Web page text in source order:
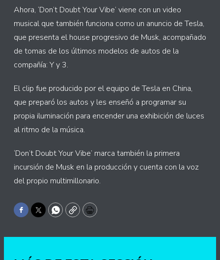
Ahora, ‘Don’t Doubt Your Vibe’ viene con un video
musical que también funciona como un anuncio de Tesla,
que presenta el house progresivo de Musk, acompañado
de tomas de los últimos modelos de autos de la
compañía: Y y 3.
El clip fue producido por el equipo de Tesla en China,
que preparó los autos y les enseñó a programar su
propia iluminación para encender una exhibición de luces
al ritmo de la música.
‘Don’t Doubt Your Vibe’ marca también la primera
incursión de Musk en la producción y cuenta con la voz
del propio multimillonario.
Facebook
TwitterWhatsApp
CopyPrint